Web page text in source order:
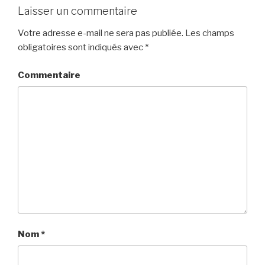
Laisser un commentaire
Votre adresse e-mail ne sera pas publiée. Les champs
obligatoires sont indiqués avec *
Commentaire
Nom*